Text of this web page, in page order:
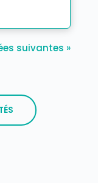
suivantes »